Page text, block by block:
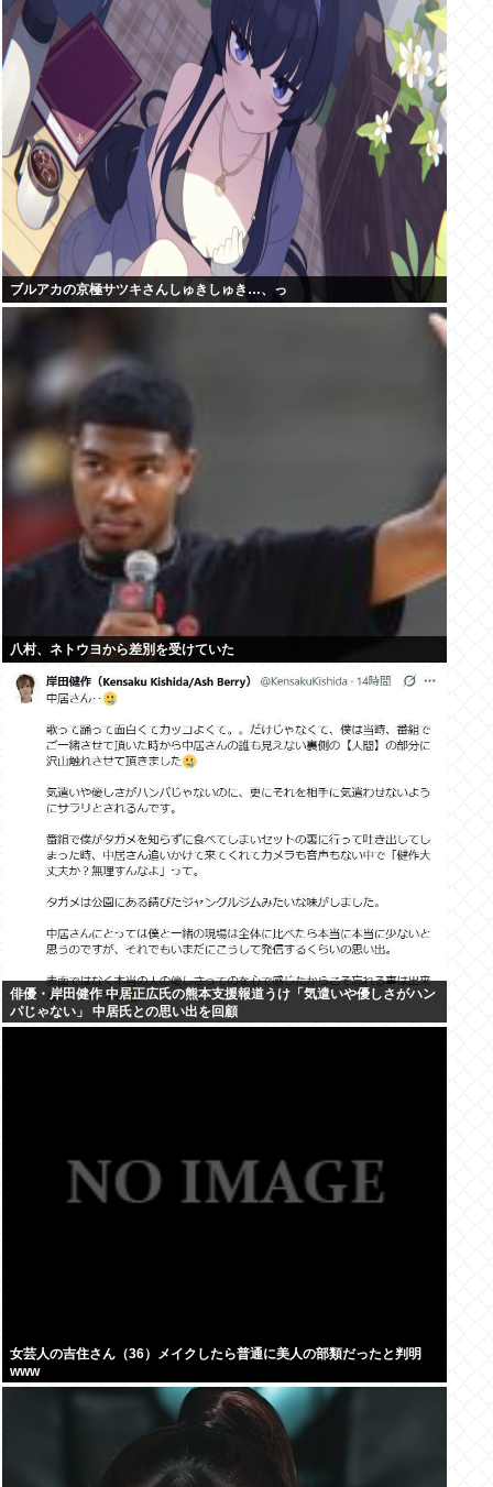
ブルアカの京極サツキさんしゅきしゅき…、っ
八村、ネトウヨから差別を受けていた
俳優・岸田健作 中居正広氏の熊本支援報道うけ「気遣いや優しさがハン
パじゃない」 中居氏との思い出を回顧
女芸人の吉住さん（36）メイクしたら普通に美人の部類だったと判明
www